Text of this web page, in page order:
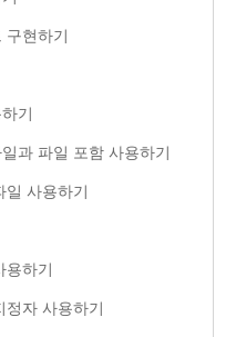
구현하기
기
과 파일 포함 사용하기
일 사용하기
용하기
정자 사용하기